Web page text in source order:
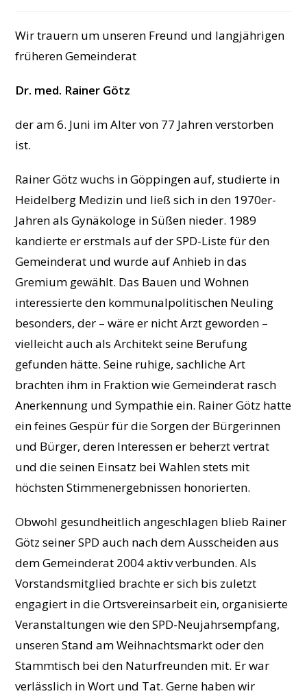
Wir trauern um unseren Freund und langjährigen
früheren Gemeinderat
Dr. med. Rainer Götz
der am 6. Juni im Alter von 77 Jahren verstorben
ist.
Rainer Götz wuchs in Göppingen auf, studierte in
Heidelberg Medizin und ließ sich in den 1970er-
Jahren als Gynäkologe in Süßen nieder. 1989
kandierte er erstmals auf der SPD-Liste für den
Gemeinderat und wurde auf Anhieb in das
Gremium gewählt. Das Bauen und Wohnen
interessierte den kommunalpolitischen Neuling
besonders, der – wäre er nicht Arzt geworden –
vielleicht auch als Architekt seine Berufung
gefunden hätte. Seine ruhige, sachliche Art
brachten ihm in Fraktion wie Gemeinderat rasch
Anerkennung und Sympathie ein. Rainer Götz hatte
ein feines Gespür für die Sorgen der Bürgerinnen
und Bürger, deren Interessen er beherzt vertrat
und die seinen Einsatz bei Wahlen stets mit
höchsten Stimmenergebnissen honorierten.
Obwohl gesundheitlich angeschlagen blieb Rainer
Götz seiner SPD auch nach dem Ausscheiden aus
dem Gemeinderat 2004 aktiv verbunden. Als
Vorstandsmitglied brachte er sich bis zuletzt
engagiert in die Ortsvereinsarbeit ein, organisierte
Veranstaltungen wie den SPD-Neujahrsempfang,
unseren Stand am Weihnachtsmarkt oder den
Stammtisch bei den Naturfreunden mit. Er war
verlässlich in Wort und Tat. Gerne haben wir